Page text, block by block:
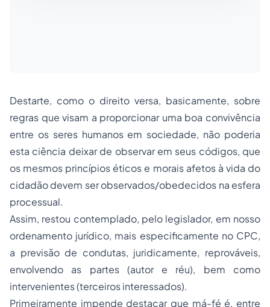
Destarte, como o direito versa, basicamente, sobre
regras que visam a proporcionar uma boa convivência
entre os seres humanos em sociedade, não poderia
esta ciência deixar de observar em seus códigos, que
os mesmos princípios éticos e morais afetos à vida do
cidadão devem ser observados/obedecidos na esfera
processual.
Assim, restou contemplado, pelo legislador, em nosso
ordenamento jurídico, mais especificamente no CPC,
a previsão de condutas, juridicamente, reprováveis,
envolvendo as partes (autor e réu), bem como
intervenientes (terceiros interessados).
Primeiramente impende destacar que má-fé é, entre